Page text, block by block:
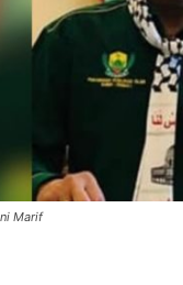
Marif